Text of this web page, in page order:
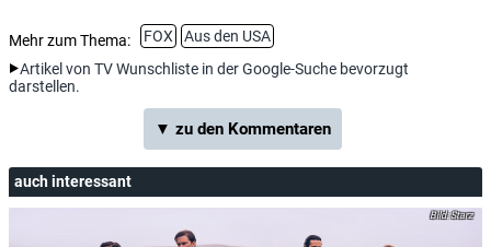
Mehr zum Thema: FOX
Aus den USA
Artikel von TV Wunschliste in der Google-Suche bevorzugt
darstellen.
▼ zu den Kommentaren
auch interessant
Starz